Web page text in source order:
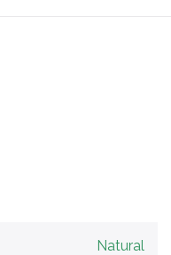
Natural